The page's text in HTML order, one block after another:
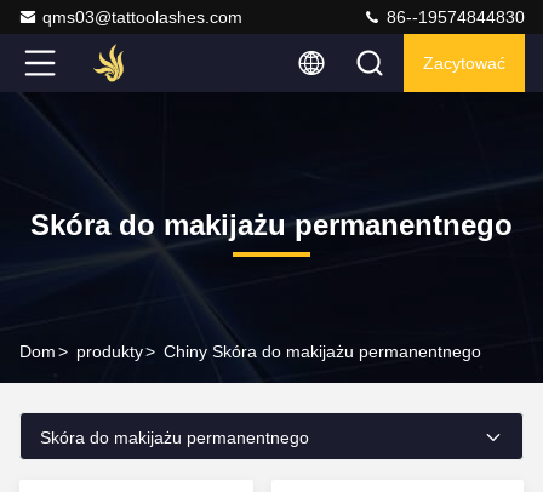
qms03@tattoolashes.com 86--19574844830
Zacytować
Skóra do makijażu permanentnego
Dom> produkty> Chiny Skóra do makijażu permanentnego
Skóra do makijażu permanentnego